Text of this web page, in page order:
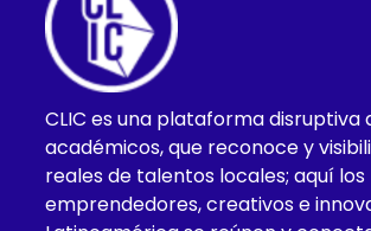
CLIC es una plataforma disruptiva
académicos, que reconoce y
reales de talentos locales; aquí los
emprendedores, creativos e